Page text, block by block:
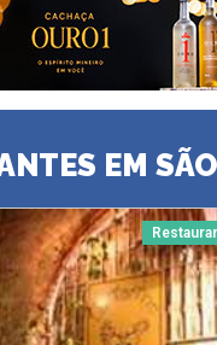
EM